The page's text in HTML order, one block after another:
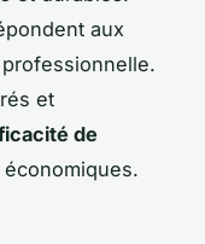
aux
et
de